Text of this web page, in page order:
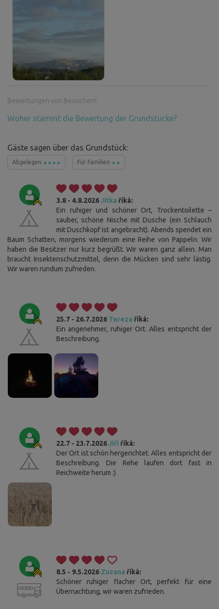
Bewertungen von Besuchern
Woher stammt die Bewertung der Grundstücke?
Gäste sagen über das Grundstück:
Abgelegen Für Familien
3.8 - 4.8.2026Jitka říká:
Ein ruhiger und schöner Ort, Trockentoilette –
sauber, schöne Nische mit Dusche (ein Schlauch
mit Duschkopf ist angebracht). Abends spendet ein
Baum Schatten, morgens wiederum eine Reihe von Pappeln. Wir
haben die Besitzer nur kurz begrüßt. Wir waren ganz allein. Man
braucht Insektenschutzmittel, denn die Mücken sind sehr lästig.
Wir waren rundum zufrieden.
25.7 - 26.7.2026 Tereza říká:
Ein angenehmer, ruhiger Ort. Alles entspricht der
Beschreibung.
22.7 - 23.7.2026Jiří říká:
Der Ort ist schön hergerichtet. Alles entspricht der
Beschreibung. Die Rehe laufen dort fast in
Reichweite herum :)
8.5 - 9.5.2026 Zuzana říká:
Schöner ruhiger flacher Ort, perfekt für eine
Übernachtung, wir waren zufrieden.